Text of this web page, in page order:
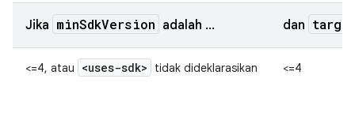
Jika minSdkVersion adalah ... dan
<=4, atau <uses-sdk> tidak dideklarasikan <=4